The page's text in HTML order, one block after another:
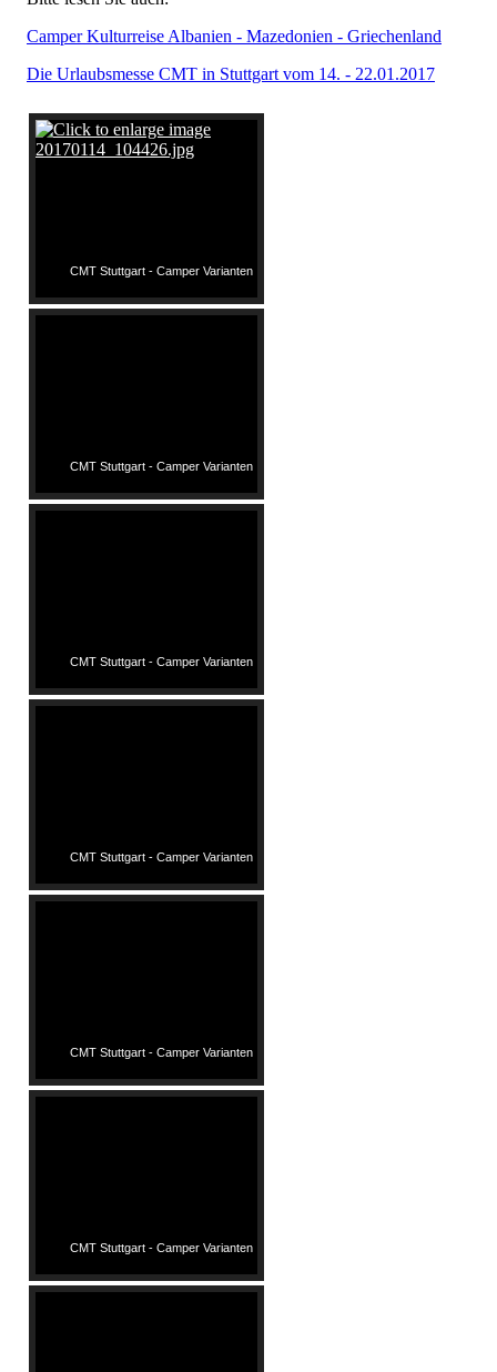
Camper Kulturreise Albanien - Mazedonien - Griechenland
Die Urlaubsmesse CMT in Stuttgart vom 14. - 22.01.2017
CMT Stuttgart - Camper Varianten
CMT Stuttgart - Camper Varianten
CMT Stuttgart - Camper Varianten
CMT Stuttgart - Camper Varianten
CMT Stuttgart - Camper Varianten
CMT Stuttgart - Camper Varianten